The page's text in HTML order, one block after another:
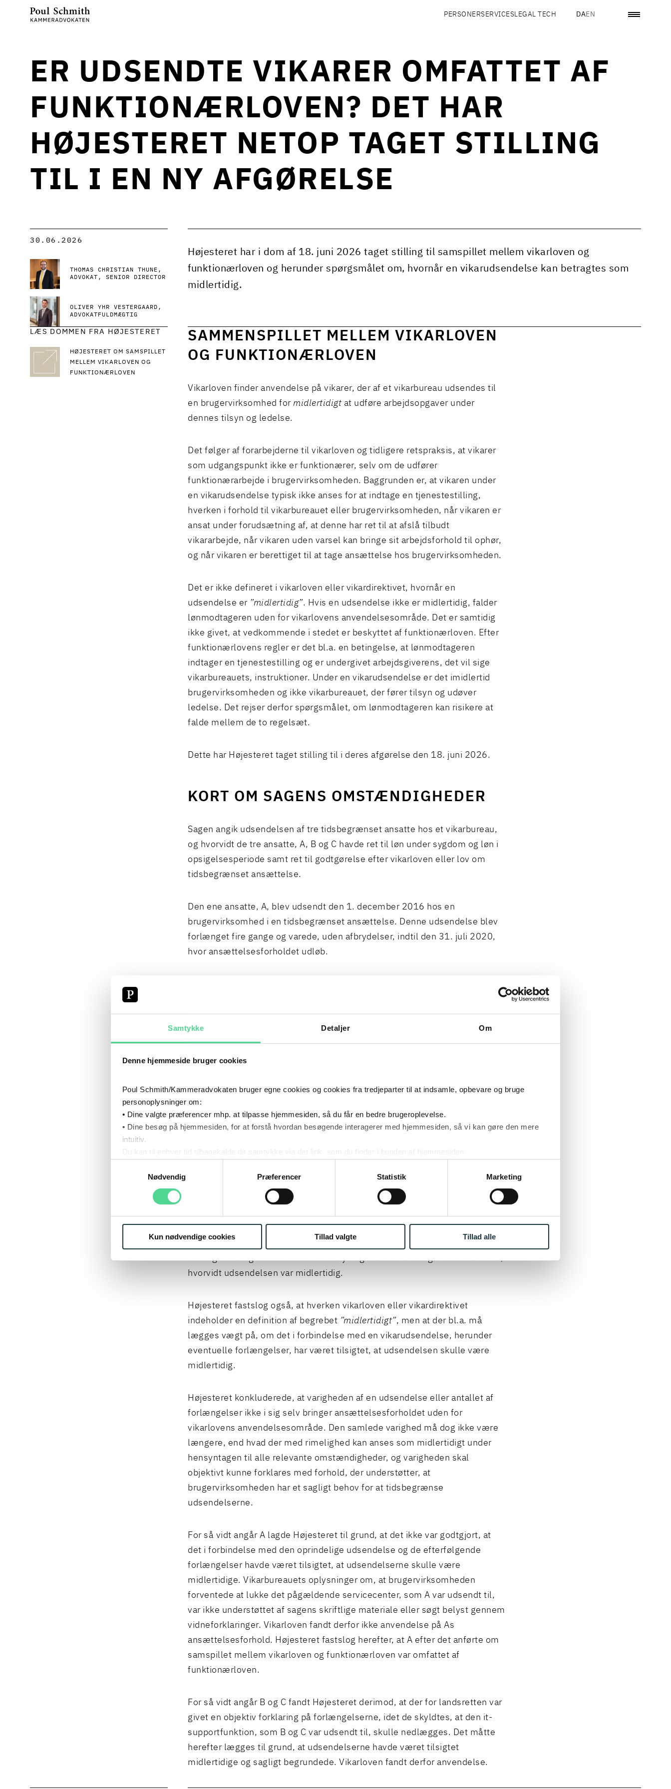
Samtykke Detaljer Om
Denne hjemmeside bruger cookies
Poul Schmith/Kammeradvokaten bruger egne cookies og cookies fra tredjeparter til at indsamle, opbevare og bruge
personoplysninger om:
• Dine valgte præferencer mhp. at tilpasse hjemmesiden, så du får en bedre brugeroplevelse.
• Dine besøg på hjemmesiden, for at forstå hvordan besøgende interagerer med hjemmesiden, så vi kan gøre den mere
intuitiv.
Du kan til enhver tid tilbagekalde dit samtykke via det link, som du finder i bunden af hjemmesiden.
Læs mere om vores behandling af personoplysninger her.
Nødvendig
Præferencer Statistik Marketing
Kun nødvendige cookies Tillad valgte Tillad alle
PERSONERSERVICESLEGAL TECH DAEN
ER UDSENDTE VIKARER OMFATTET AF
FUNKTIONÆRLOVEN? DET HAR
HØJESTERET NETOP TAGET STILLING
TIL I EN NY AFGØRELSE
30.06.2026
THOMAS CHRISTIAN THUNE
ADVOKAT, SENIOR DIRECTOR
OLIVER YHR VESTERGAARD
ADVOKATFULDMÆGTIG
Højesteret har i dom af 18. juni 2026 taget stilling til samspillet mellem vikarloven og
funktionærloven og herunder spørgsmålet om, hvornår en vikarudsendelse kan betragtes som
midlertidig.
LÆS DOMMEN FRA HØJESTERET
HØJESTERET OM SAMSPILLET
MELLEM VIKARLOVEN OG
FUNKTIONÆRLOVEN
SAMMENSPILLET MELLEM VIKARLOVEN
OG FUNKTIONÆRLOVEN
Vikarloven finder anvendelse på vikarer, der af et vikarbureau udsendes til
en brugervirksomhed for midlertidigt at udføre arbejdsopgaver under
dennes tilsyn og ledelse.
Det følger af forarbejderne til vikarloven og tidligere retspraksis, at vikarer
som udgangspunkt ikke er funktionærer, selv om de udfører
funktionærarbejde i brugervirksomheden. Baggrunden er, at vikaren under
en vikarudsendelse typisk ikke anses for at indtage en tjenestestilling,
hverken i forhold til vikarbureauet eller brugervirksomheden, når vikaren er
ansat under forudsætning af, at denne har ret til at afslå tilbudt
vikararbejde, når vikaren uden varsel kan bringe sit arbejdsforhold til ophør,
og når vikaren er berettiget til at tage ansættelse hos brugervirksomheden.
Det er ikke defineret i vikarloven eller vikardirektivet, hvornår en
udsendelse er ”midlertidig”. Hvis en udsendelse ikke er midlertidig, falder
lønmodtageren uden for vikarlovens anvendelsesområde. Det er samtidig
ikke givet, at vedkommende i stedet er beskyttet af funktionærloven. Efter
funktionærlovens regler er det bl.a. en betingelse, at lønmodtageren
indtager en tjenestestilling og er undergivet arbejdsgiverens, det vil sige
vikarbureauets, instruktioner. Under en vikarudsendelse er det imidlertid
brugervirksomheden og ikke vikarbureauet, der fører tilsyn og udøver
ledelse. Det rejser derfor spørgsmålet, om lønmodtageren kan risikere at
falde mellem de to regelsæt.
Dette har Højesteret taget stilling til i deres afgørelse den 18. juni 2026.
KORT OM SAGENS OMSTÆNDIGHEDER
Sagen angik udsendelsen af tre tidsbegrænset ansatte hos et vikarbureau,
og hvorvidt de tre ansatte, A, B og C havde ret til løn under sygdom og løn i
opsigelsesperiode samt ret til godtgørelse efter vikarloven eller lov om
tidsbegrænset ansættelse.
Den ene ansatte, A, blev udsendt den 1. december 2016 hos en
brugervirksomhed i en tidsbegrænset ansættelse. Denne udsendelse blev
forlænget fire gange og varede, uden afbrydelser, indtil den 31. juli 2020,
hvor ansættelsesforholdet udløb.
ansættelser blev forlænget i alt syv gange og varede, uden afbrydelser,
indtil den 30. september 2019, hvor ansættelsesforholdene udløb.
Alle tre ansættelser var omfattet af HK-Funktionæroverenskomsten, som
HØJESTERETS AFGØRELSE
Højesteret fastslog, at vikarer omfattet af vikarloven ikke samtidig kan være
Udfører en lønmodtager derimod funktionærarbejde hos
vedkommende anses for at indtage en tjenestestilling hos vikarbureauet og
er dermed beskyttet af funktionærloven, også selv om vedkommende er
undergivet brugervirksomhedens tilsyn og ledelse. Det afgørende var altså,
hvorvidt udsendelsen var midlertidig.
Højesteret fastslog også, at hverken vikarloven eller vikardirektivet
indeholder en definition af begrebet ”midlertidigt”, men at der bl.a. må
lægges vægt på, om det i forbindelse med en vikarudsendelse, herunder
eventuelle forlængelser, har været tilsigtet, at udsendelsen skulle være
midlertidig.
Højesteret konkluderede, at varigheden af en udsendelse eller antallet af
forlængelser ikke i sig selv bringer ansættelsesforholdet uden for
vikarlovens anvendelsesområde. Den samlede varighed må dog ikke være
længere, end hvad der med rimelighed kan anses som midlertidigt under
hensyntagen til alle relevante omstændigheder, og varigheden skal
objektivt kunne forklares med forhold, der understøtter, at
brugervirksomheden har et sagligt behov for at tidsbegrænse
udsendelserne.
For så vidt angår A lagde Højesteret til grund, at det ikke var godtgjort, at
det i forbindelse med den oprindelige udsendelse og de efterfølgende
forlængelser havde været tilsigtet, at udsendelserne skulle være
midlertidige. Vikarbureauets oplysninger om, at brugervirksomheden
forventede at lukke det pågældende servicecenter, som A var udsendt til,
var ikke understøttet af sagens skriftlige materiale eller søgt belyst gennem
vidneforklaringer. Vikarloven fandt derfor ikke anvendelse på As
ansættelsesforhold. Højesteret fastslog herefter, at A efter det anførte om
samspillet mellem vikarloven og funktionærloven var omfattet af
funktionærloven.
For så vidt angår B og C fandt Højesteret derimod, at der for landsretten var
givet en objektiv forklaring på forlængelserne, idet de skyldtes, at den it-
supportfunktion, som B og C var udsendt til, skulle nedlægges. Det måtte
herefter lægges til grund, at udsendelserne havde været tilsigtet
midlertidige og sagligt begrundede. Vikarloven fandt derfor anvendelse.